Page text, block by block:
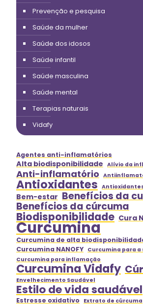
Prevenção e pesquisa
Saúde da mulher
Saúde dos idosos
Saúde infantil
Saúde masculina
Saúde mental
Terapias naturais
Vidafy
Agentes anti-inflamatórios
Alta biodisponibilidade Alívio da
Anti-inflamatório
Antioxidantes
Bem-estar Benefícios da
Benefícios da cúrcuma
Biodisponibilidade Cura
Curcumina
Curcumina de alta
Curcumina NANOFY Curcumina para a
Curcumina para inflamação
Curcumina Vidafy
Envelhecimento Saudável
Estilo de vida saudável
Estresse oxidativo Extrato de cúrcuma